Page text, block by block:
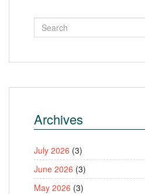
Archives
July 2026 (3)
June 2026 (3)
May 2026 (3)